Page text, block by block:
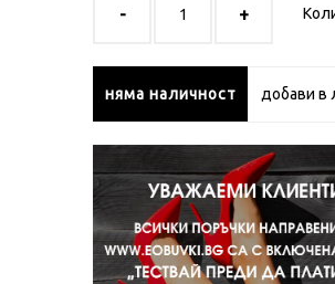
няма наличност добави в